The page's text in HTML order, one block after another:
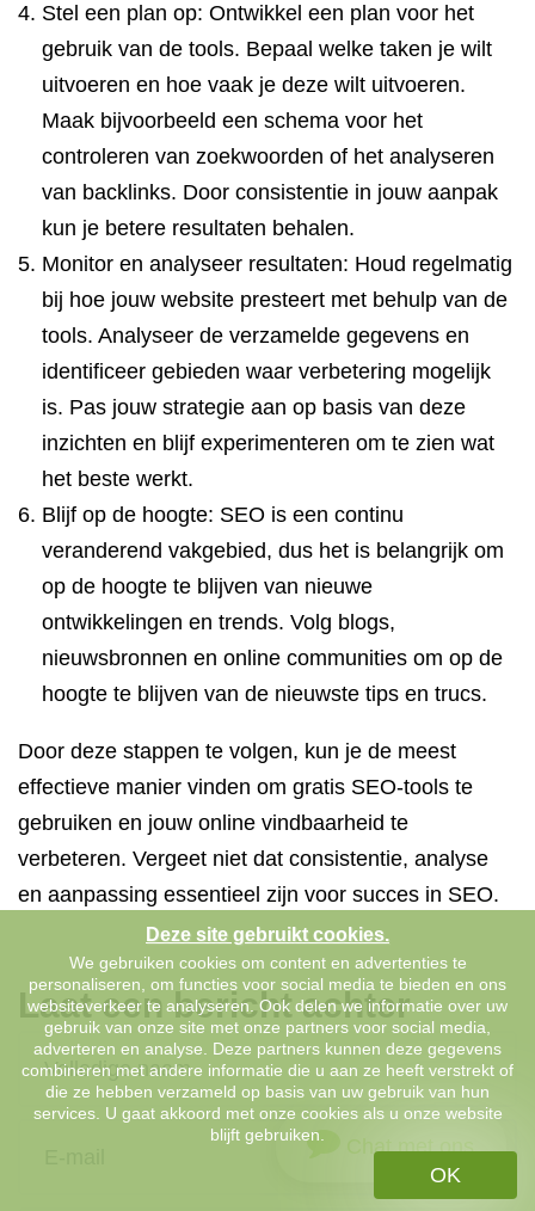
Stel een plan op: Ontwikkel een plan voor het
gebruik van de tools. Bepaal welke taken je wilt
uitvoeren en hoe vaak je deze wilt uitvoeren.
Maak bijvoorbeeld een schema voor het
controleren van zoekwoorden of het analyseren
van backlinks. Door consistentie in jouw aanpak
kun je betere resultaten behalen.
Monitor en analyseer resultaten: Houd regelmatig
bij hoe jouw website presteert met behulp van de
tools. Analyseer de verzamelde gegevens en
identificeer gebieden waar verbetering mogelijk
is. Pas jouw strategie aan op basis van deze
inzichten en blijf experimenteren om te zien wat
het beste werkt.
Blijf op de hoogte: SEO is een continu
veranderend vakgebied, dus het is belangrijk om
op de hoogte te blijven van nieuwe
ontwikkelingen en trends. Volg blogs,
nieuwsbronnen en online communities om op de
hoogte te blijven van de nieuwste tips en trucs.
Door deze stappen te volgen, kun je de meest
effectieve manier vinden om gratis SEO-tools te
gebruiken en jouw online vindbaarheid te
verbeteren. Vergeet niet dat consistentie, analyse
en aanpassing essentieel zijn voor succes in SEO.
Laat een bericht achter
Chat met ons
Deze site gebruikt cookies.
We gebruiken cookies om content en advertenties te
personaliseren, om functies voor social media te bieden en ons
websiteverkeer te analyseren. Ook delen we informatie over uw
gebruik van onze site met onze partners voor social media,
adverteren en analyse. Deze partners kunnen deze gegevens
combineren met andere informatie die u aan ze heeft verstrekt of
die ze hebben verzameld op basis van uw gebruik van hun
services. U gaat akkoord met onze cookies als u onze website
blijft gebruiken.
OK